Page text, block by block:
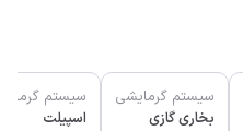
سیستم گرمایشی
بخاری گازی
سیستم
اسپیلت